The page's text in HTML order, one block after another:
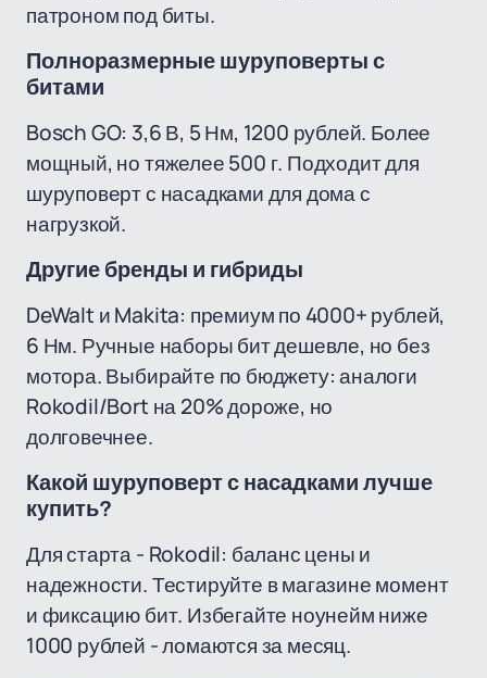
патроном под биты.
Полноразмерные шуруповерты с
битами
Bosch GO: 3,6 В, 5 Нм, 1200 рублей. Более
мощный, но тяжелее 500 г. Подходит для
шуруповерт с насадками для дома с
нагрузкой.
Другие бренды и гибриды
DeWalt и Makita: премиум по 4000+ рублей,
6 Нм. Ручные наборы бит дешевле, но без
мотора. Выбирайте по бюджету: аналоги
Rokodil/Bort на 20% дороже, но
долговечнее.
Какой шуруповерт с насадками лучше
купить?
Для старта - Rokodil: баланс цены и
надежности. Тестируйте в магазине момент
и фиксацию бит. Избегайте ноунейм ниже
1000 рублей - ломаются за месяц.